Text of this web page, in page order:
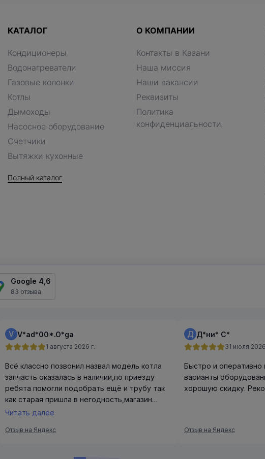
КАТАЛОГ
Кондиционеры
Водонагреватели
Газовые колонки
Котлы
Дымоходы
Насосное оборудование
Счетчики
Вытяжки кухонные
Полный каталог
О КОМПАНИИ
Контакты в Казани
Наша миссия
Наши вакансии
Реквизиты
Политика
конфиденциальности